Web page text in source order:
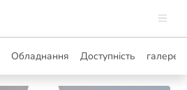
Обладнання Доступність галерея